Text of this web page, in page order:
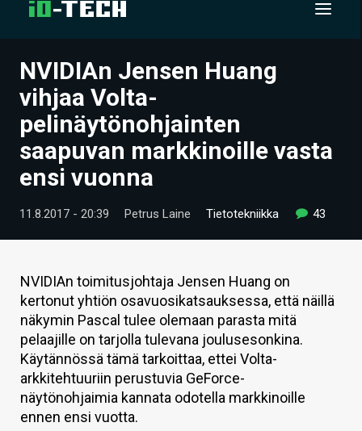
UUTISET
ARTIKKELIT
VIDEOT
TECHBBS
TIETOA
KAUPPA
VAIHDA TEEMA
HAKU
NVIDIAn Jensen Huang
vihjaa Volta-
pelinäytönohjainten
saapuvan markkinoille vasta
ensi vuonna
11.8.2017 - 20:39 Petrus Laine Tietotekniikka 43
NVIDIAn toimitusjohtaja Jensen Huang on
kertonut yhtiön osavuosikatsauksessa, että näillä
näkymin Pascal tulee olemaan parasta mitä
pelaajille on tarjolla tulevana joulusesonkina.
Käytännössä tämä tarkoittaa, ettei Volta-
arkkitehtuuriin perustuvia GeForce-
näytönohjaimia kannata odotella markkinoille
ennen ensi vuotta.